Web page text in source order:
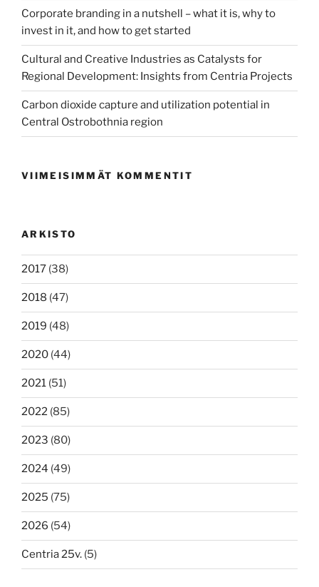
Corporate branding in a nutshell – what it is, why to
invest in it, and how to get started
Cultural and Creative Industries as Catalysts for
Regional Development: Insights from Centria Projects
Carbon dioxide capture and utilization potential in
Central Ostrobothnia region
VIIMEISIMMÄT KOMMENTIT
ARKISTO
2017 (38)
2018 (47)
2019 (48)
2020 (44)
2021 (51)
2022 (85)
2023 (80)
2024 (49)
2025 (75)
2026 (54)
Centria 25v. (5)